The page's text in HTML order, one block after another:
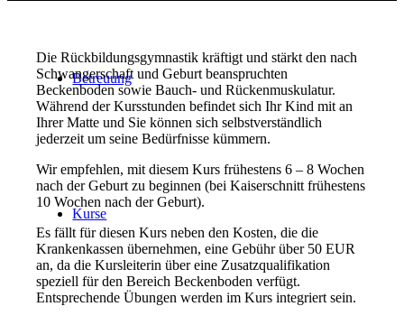
Betreuung
Kurse
Die Rückbildungsgymnastik kräftigt und stärkt den nach
Schwangerschaft und Geburt beanspruchten
Beckenboden sowie Bauch- und Rückenmuskulatur.
Während der Kursstunden befindet sich Ihr Kind mit an
Ihrer Matte und Sie können sich selbstverständlich
jederzeit um seine Bedürfnisse kümmern.
Wir empfehlen, mit diesem Kurs frühestens 6 – 8 Wochen
nach der Geburt zu beginnen (bei Kaiserschnitt frühestens
10 Wochen nach der Geburt).
Es fällt für diesen Kurs neben den Kosten, die die
Krankenkassen übernehmen, eine Gebühr über 50 EUR
an, da die Kursleiterin über eine Zusatzqualifikation
speziell für den Bereich Beckenboden verfügt.
Entsprechende Übungen werden im Kurs integriert sein.